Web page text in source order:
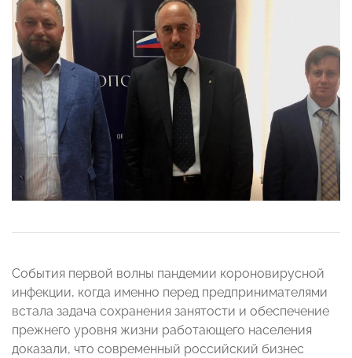
События первой волны пандемии короновирусной
инфекции, когда именно перед предпринимателями
встала задача сохранения занятости и обеспечение
прежнего уровня жизни работающего населения
доказали, что современный российский бизнес